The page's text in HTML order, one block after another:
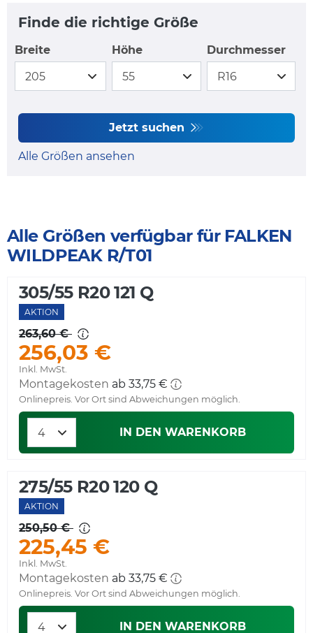
Finde die richtige Größe
Breite Höhe Durchmesser
Jetzt suchen
Alle Größen ansehen
Alle Größen verfügbar für FALKEN
WILDPEAK R/T01
305/55 R20 121 Q
AKTION
263,60 €
256,03 €
Inkl. MwSt.
Montagekosten ab 33,75 €
Onlinepreis. Vor Ort sind Abweichungen möglich.
IN DEN WARENKORB
275/55 R20 120 Q
AKTION
250,50 €
225,45 €
Inkl. MwSt.
Montagekosten ab 33,75 €
Onlinepreis. Vor Ort sind Abweichungen möglich.
IN DEN WARENKORB